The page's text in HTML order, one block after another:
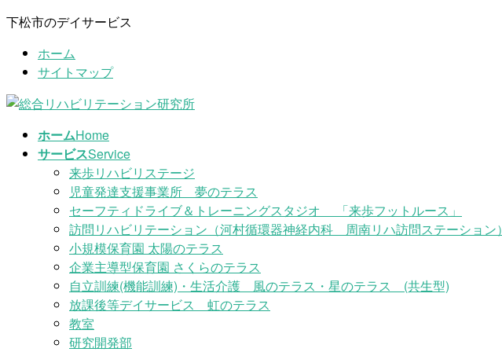
コ
ツ
ナ
シ
下松市のデイサービス
ホーム
サイトマップ
ホームHome
サービスService
来歩リハビリステージ
児童発達支援事業所 夢のテラス
セーフティドライブ＆トレーニングスタジオ 「来歩フットルース」
訪問リハビリテーション（河村循環器神経内科 周南リハ訪問ステーション）
小規模保育園 太陽のテラス
企業主導型保育園 さくらのテラス
自立訓練(機能訓練)・生活介護 風のテラス・星のテラス (共生型)
放課後等デイサービス 虹のテラス
教室
研究開発部